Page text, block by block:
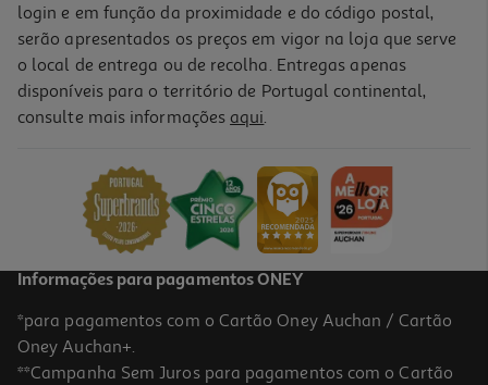
login e em função da proximidade e do código postal,
serão apresentados os preços em vigor na loja que serve
o local de entrega ou de recolha. Entregas apenas
disponíveis para o território de Portugal continental,
consulte mais informações aqui.
Informações para pagamentos ONEY
*para pagamentos com o Cartão Oney Auchan / Cartão
Oney Auchan+.
**Campanha Sem Juros para pagamentos com o Cartão